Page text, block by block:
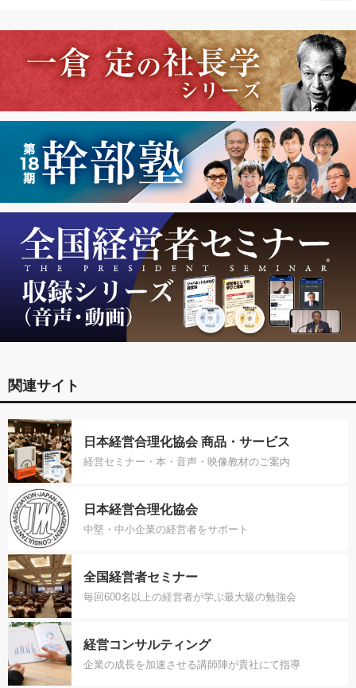
関連サイト
日本経営合理化協会 商品・サービス
経営セミナー・本・音声・映像教材のご案内
日本経営合理化協会
中堅・中小企業の経営者をサポート
全国経営者セミナー
毎回600名以上の経営者が学ぶ最大級の勉強会
経営コンサルティング
企業の成長を加速させる講師陣が貴社にて指導